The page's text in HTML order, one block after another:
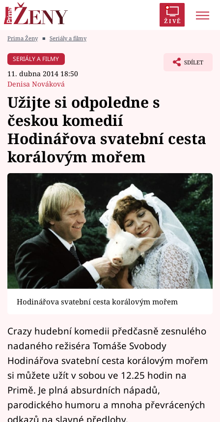
ŽIVĚ
Módní alarm
Témata
Celebrity
Vztahy
Seriály
Horoskopy
Sledujte prima+
Filmový festival Karlovy Vary
Přihlášení
Sledujte nás
Prima Ženy ■ Seriály a filmy
SERIÁLY A FILMY
11. dubna 2014 18:50
Denisa Nováková
SDÍLET
Užijte si odpoledne s
českou komedií
Hodinářova svatební cesta
korálovým mořem
Hodinářova svatební cesta korálovým mořem
Crazy hudební komedii předčasně zesnulého
nadaného režiséra Tomáše Svobody
Hodinářova svatební cesta korálovým mořem
si můžete užít v sobou ve 12.25 hodin na
Primě. Je plná absurdních nápadů,
parodického humoru a mnoha převrácených
odkazů na slavné předlohy.